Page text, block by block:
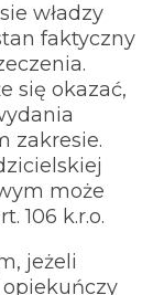
władzy
faktyczny
się okazać,
zakresie.
może
106 k.r.o.
jeżeli